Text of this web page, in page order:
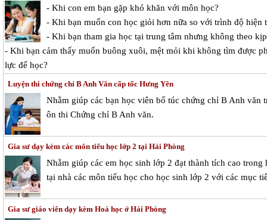
- Khi con em bạn gặp khó khăn với môn học?
- Khi bạn muốn con học giỏi hơn nữa so với trình độ hiện
- Khi bạn tham gia học tại trung tâm nhưng không theo
- Khi bạn cảm thấy muốn buông xuôi, mệt mỏi khi không tìm được
lực để học?
Luyện thi chứng chỉ B Anh Văn cấp tốc Hưng Yên
Nhằm giúp các bạn học viên bổ túc chứng chỉ B Anh văn
ôn thi Chứng chỉ B Anh văn.
Gia sư dạy kèm các môn tiểu học lớp 2 tại Hải Phòng
Nhằm giúp các em học sinh lớp 2 đạt thành tích cao
tại nhà các môn tiểu học cho học sinh lớp 2 với các mục
Gia sư giáo viên dạy kèm Hoá học ở Hải Phòng